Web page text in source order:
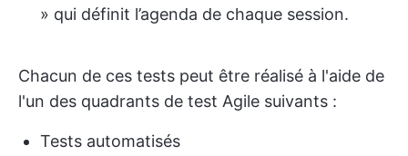
» qui définit l’agenda de chaque session.
Chacun de ces tests peut être réalisé à l'aide de
l'un des quadrants de test Agile suivants :
Tests automatisés